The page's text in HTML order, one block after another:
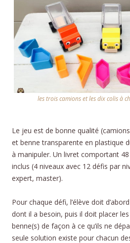
les trois camions et les dix colis à
Le jeu est de bonne qualité
et benne transparente en plastique
à manipuler. Un livret comportant
inclus (4 niveaux avec 12 défis par
expert, master).
Pour chaque défi, l’élève doit
dont il a besoin, puis il doit placer
benne(s) de façon à ce qu’ils ne
seule solution existe pour chacun